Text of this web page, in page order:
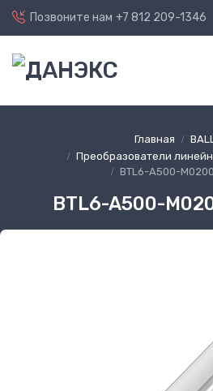
Позвоните нам +7 812 209-1346
Главная
Преобразователи
BTL6-A500-
BTL6-A500-